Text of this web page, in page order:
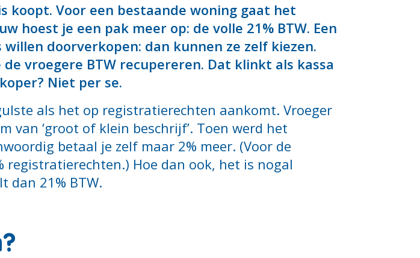
Voor een bestaande woning gaat het
hoest je een pak meer op: de volle 21% BTW. Een
doorverkopen: dan kunnen ze zelf kiezen.
vroegere BTW recupereren. Dat klinkt als kassa
Niet per se.
als het op registratierechten aankomt. Vroeger
van ‘groot of klein beschrijf’. Toen werd het
betaal je zelf maar 2% meer. (Voor de
Hoe dan ook, het is nogal
dan 21% BTW.